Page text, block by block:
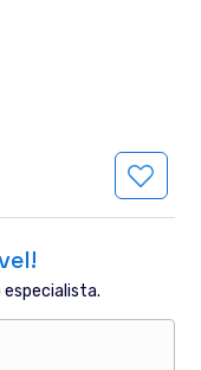
especialista.